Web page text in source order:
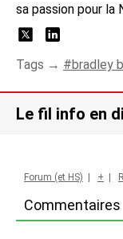
sa passion pour la
Tags → bradley
Le fil info en
Commentaires
Forum (et HS) | + |